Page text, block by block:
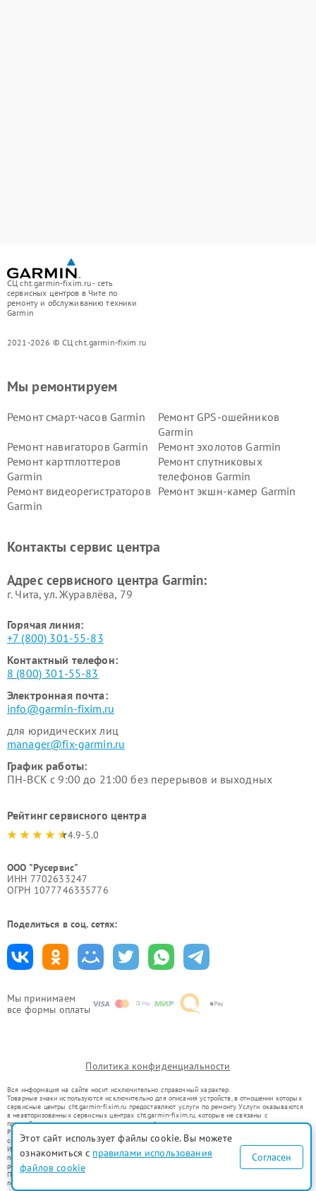
СЦ cht.garmin-fixim.ru - сеть
сервисных центров в Чите по
ремонту и обслуживанию техники
Garmin
2021-2026 © СЦ cht.garmin-fixim.ru
Мы принимаем
все формы оплаты
Мы ремонтируем
Ремонт смарт-часов Garmin
Ремонт GPS-ошейников
Garmin
Ремонт навигаторов Garmin
Ремонт эхолотов Garmin
Ремонт картплоттеров
Garmin
Ремонт спутниковых
телефонов Garmin
Ремонт видеорегистраторов
Garmin
Ремонт экшн-камер Garmin
Контакты сервис центра
Адрес сервисного центра Garmin:
г. Чита, ул. Журавлёва, 79
Горячая линия:
+7 (800) 301-55-83
Контактный телефон:
8 (800) 301-55-83
Электронная почта:
info@garmin-fixim.ru
для юридических лиц
manager@fix-garmin.ru
График работы:
ПН-ВСК с 9:00 до 21:00 без перерывов и выходных
Рейтинг сервисного центра
4.9-5.0
ООО "Русервис"
ИНН 7702633247
ОГРН 1077746335776
Поделиться в соц. сетях:
Политика конфиденциальности
Вся информация на сайте носит исключительно справочный характер.
Товарные знаки используются исключительно для описания устройств, в отношении которых
сервисные центры cht.garmin-fixim.ru предоставляют услуги по ремонту. Услуги оказываются
в неавторизованных сервисных центрах cht.garmin-fixim.ru, которые не связаны с
правообладателями товарных знаков или их официальными представителями.
Ремонт осуществляется для устройств, уже введенных в гражданский оборот в соответствии
со статьей 1487 ГК РФ.
Использование товарных знаков не преследует цели индивидуализации услуг или введения
потребителей в заблуждение, а служит для информирования о предоставляемых услугах по
ремонту техники указанных брендов.
Представленная на сайте информация не является публичной офертой, определяемой
положениями Статьи 437(2) Гражданского кодекса РФ
Этот сайт использует файлы cookie. Вы можете
ознакомиться с правилами использования
файлов cookie
Согласен